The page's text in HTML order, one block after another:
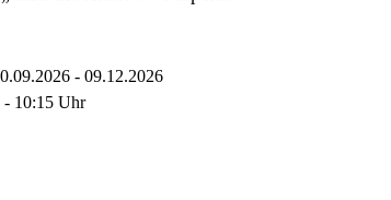
- 09.12.2026
10:15 Uhr